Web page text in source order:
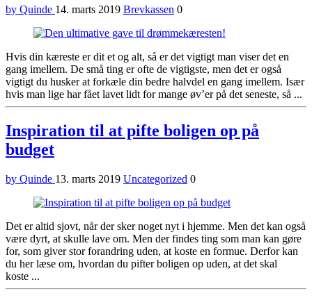
by Quinde 14. marts 2019 Brevkassen 0
Hvis din kæreste er dit et og alt, så er det vigtigt man viser det en
gang imellem. De små ting er ofte de vigtigste, men det er også
vigtigt du husker at forkæle din bedre halvdel en gang imellem. Især
hvis man lige har fået lavet lidt for mange øv’er på det seneste, så ...
Inspiration til at pifte boligen op på
budget
by Quinde 13. marts 2019 Uncategorized 0
Det er altid sjovt, når der sker noget nyt i hjemme. Men det kan også
være dyrt, at skulle lave om. Men der findes ting som man kan gøre
for, som giver stor forandring uden, at koste en formue. Derfor kan
du her læse om, hvordan du pifter boligen op uden, at det skal
koste ...